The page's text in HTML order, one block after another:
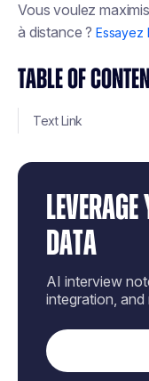
TABLE OF
Text Link
DATA
AI interview
integration, and
Vous voulez
à distance ? Essayez